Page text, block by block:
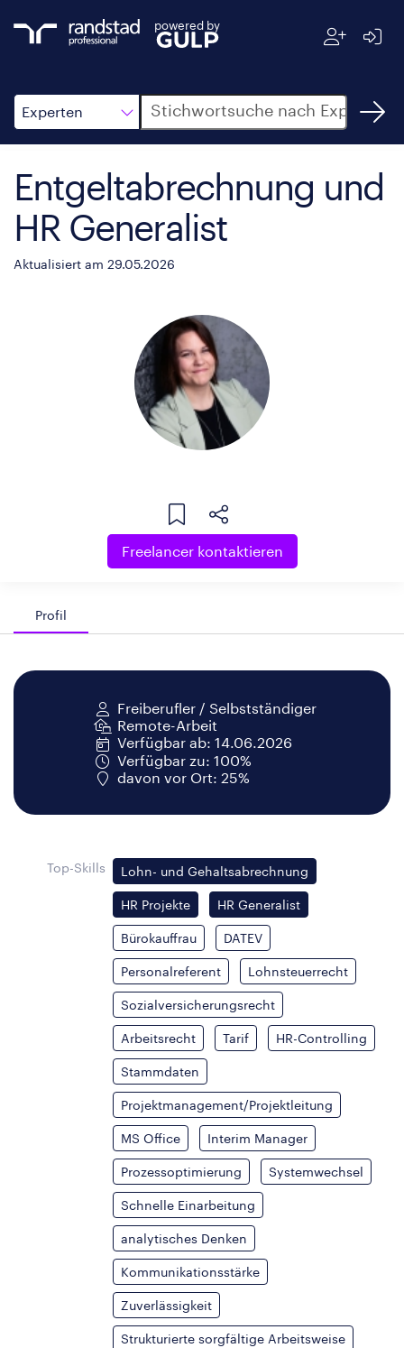
powered by
Experten
Suche
Entgeltabrechnung und
HR Generalist
Aktualisiert am 29.05.2026
Freelancer kontaktieren
Profil
Freiberufler / Selbstständiger
Remote-Arbeit
Verfügbar ab: 14.06.2026
Verfügbar zu: 100%
davon vor Ort: 25%
Top-Skills Lohn- und Gehaltsabrechnung
HR Projekte HR Generalist
Bürokauffrau DATEV
Personalreferent Lohnsteuerrecht
Sozialversicherungsrecht
Arbeitsrecht Tarif HR-Controlling
Stammdaten
Projektmanagement/Projektleitung
MS Office Interim Manager
Prozessoptimierung Systemwechsel
Schnelle Einarbeitung
analytisches Denken
Kommunikationsstärke
Zuverlässigkeit
Strukturierte sorgfältige Arbeitsweise